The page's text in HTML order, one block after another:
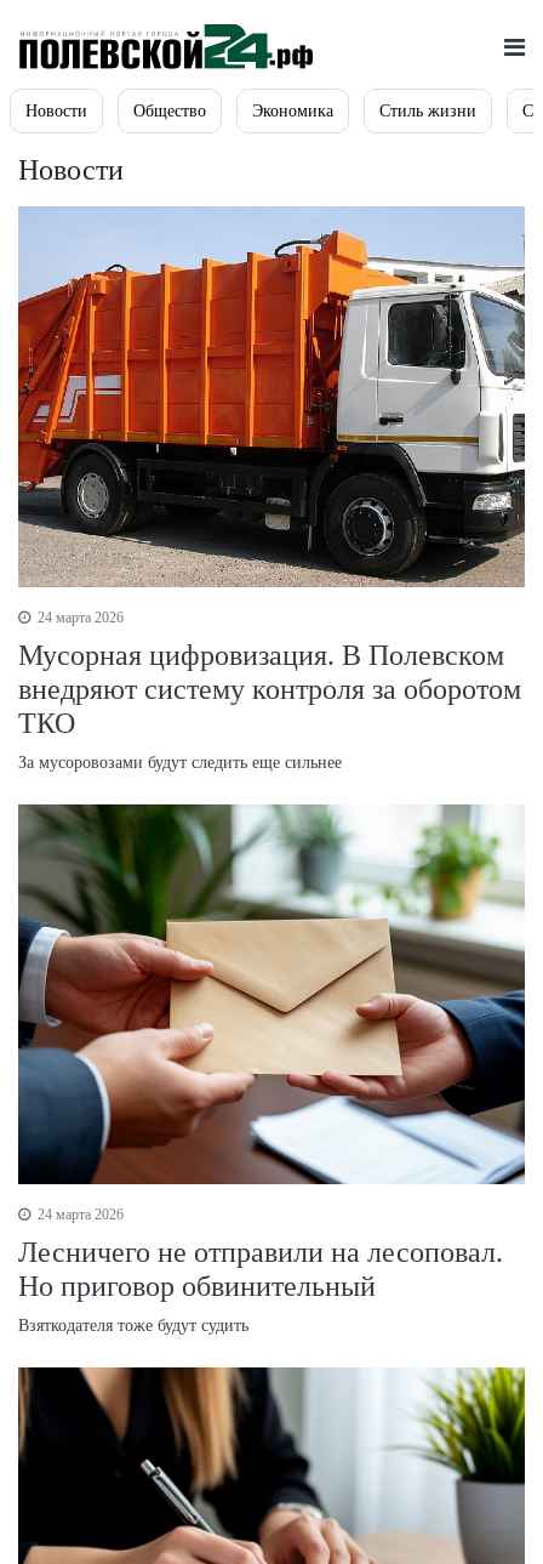
Новости Общество Экономика Стиль жизни
Новости
24 марта 2026
Мусорная цифровизация. В Полевском
внедряют систему контроля за оборотом
ТКО
За мусоровозами будут следить еще сильнее
24 марта 2026
Лесничего не отправили на лесоповал.
Но приговор обвинительный
Взяткодателя тоже будут судить